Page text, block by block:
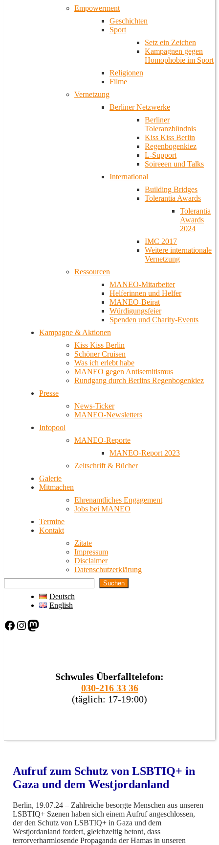
Empowerment
Geschichten
Sport
Setz ein Zeichen
Kampagnen gegen
Homophobie im Sport
Religionen
Filme
Vernetzung
Berliner Netzwerke
Berliner
Toleranzbündnis
Kiss Kiss Berlin
Regenbogenkiez
L-Support
Soireeen und Talks
International
Building Bridges
Tolerantia Awards
Tolerantia
Awards
2024
IMC 2017
Weitere internationale
Vernetzung
Ressourcen
MANEO-Mitarbeiter
Helferinnen und Helfer
MANEO-Beirat
Würdigungsfeier
Spenden und Charity-Events
Kampagne & Aktionen
Kiss Kiss Berlin
Schöner Cruisen
Was ich erlebt habe
MANEO gegen Antisemitismus
Rundgang durch Berlins Regenbogenkiez
Presse
News-Ticker
MANEO-Newsletters
Infopool
MANEO-Reporte
MANEO-Report 2023
Zeitschrift & Bücher
Galerie
Mitmachen
Ehrenamtliches Engagement
Jobs bei MANEO
Termine
Kontakt
Zitate
Impressum
Disclaimer
Datenschutzerklärung
Suchen
Deutsch
English
Facebook Instagram Mastodon
Schwules Überfalltelefon:
030-216 33 36
(täglich: 17-19:00)
Aufruf zum Schutz von LSBTIQ+ in
Gaza und dem Westjordanland
Berlin, 19.07.24 – Zahlreiche besorgte Menschen aus unseren
LSBTIQ+ Szenen haben sich einem Aufruf angeschlossen,
der den Schutz von LSBTIQ+ in Gaza und dem
Westjordanland fordert, gleichzeitig betont, dass
terrorverharmlosende Propaganda der Hamas in unseren